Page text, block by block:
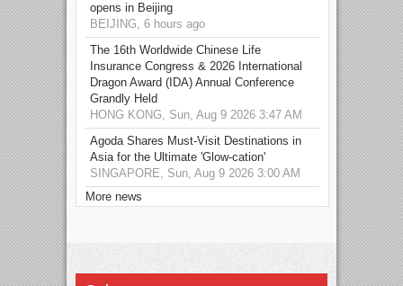
opens in Beijing
BEIJING, 6 hours ago
The 16th Worldwide Chinese Life
Insurance Congress & 2026 International
Dragon Award (IDA) Annual Conference
Grandly Held
HONG KONG, Sun, Aug 9 2026 3:47 AM
Agoda Shares Must-Visit Destinations in
Asia for the Ultimate 'Glow-cation'
SINGAPORE, Sun, Aug 9 2026 3:00 AM
More news